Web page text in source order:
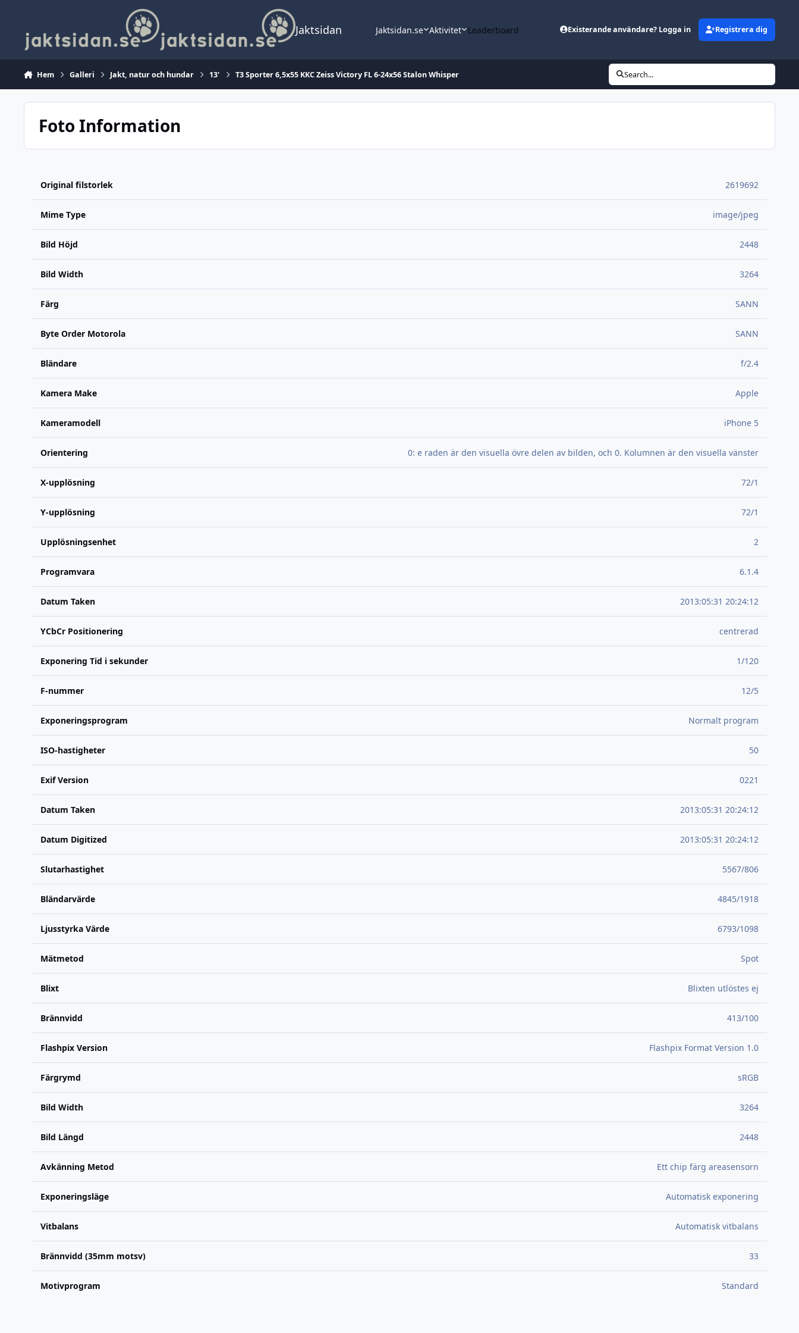
Jaktsidan Jaktsidan.se Aktivitet Leaderboard Existerande användare? Logga in Registrera dig
Hem Galleri Jakt, natur och hundar 13' T3 Sporter 6,5x55 KKC Zeiss Victory FL 6-24x56 Stalon Whisper Search...
Foto Information
Original filstorlek 2619692
Mime Type image/jpeg
Bild Höjd 2448
Bild Width 3264
Färg SANN
Byte Order Motorola SANN
Bländare f/2.4
Kamera Make Apple
Kameramodell iPhone 5
Orientering 0: e raden är den visuella övre delen av bilden, och 0. Kolumnen är den visuella vänster
X-upplösning 72/1
Y-upplösning 72/1
Upplösningsenhet 2
Programvara 6.1.4
Datum Taken 2013:05:31 20:24:12
YCbCr Positionering centrerad
Exponering Tid i sekunder 1/120
F-nummer 12/5
Exponeringsprogram Normalt program
ISO-hastigheter 50
Exif Version 0221
Datum Taken 2013:05:31 20:24:12
Datum Digitized 2013:05:31 20:24:12
Slutarhastighet 5567/806
Bländarvärde 4845/1918
Ljusstyrka Värde 6793/1098
Mätmetod Spot
Blixt Blixten utlöstes ej
Brännvidd 413/100
Flashpix Version Flashpix Format Version 1.0
Färgrymd sRGB
Bild Width 3264
Bild Längd 2448
Avkänning Metod Ett chip färg areasensorn
Exponeringsläge Automatisk exponering
Vitbalans Automatisk vitbalans
Brännvidd (35mm motsv) 33
Motivprogram Standard